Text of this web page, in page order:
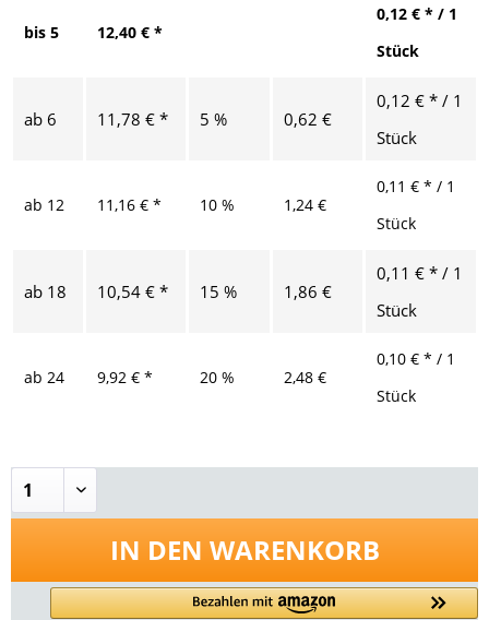
bis 5 12,40 € *
0,12 € * / 1
Stück
ab 6 11,78 € * 5 % 0,62 €
0,12 € * / 1
Stück
ab 12 11,16 € * 10 % 1,24 €
0,11 € * / 1
Stück
ab 18 10,54 € * 15 % 1,86 €
0,11 € * / 1
Stück
ab 24 9,92 € * 20 % 2,48 €
0,10 € * / 1
Stück
IN DEN WARENKORB